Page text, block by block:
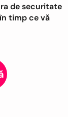
de securitate
timp ce vă